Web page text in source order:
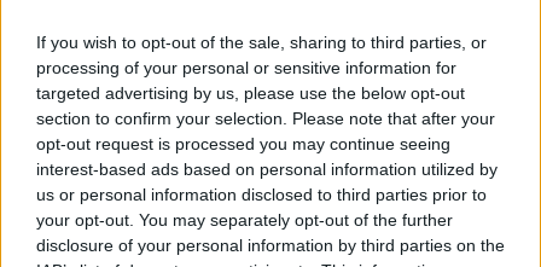
If you wish to opt-out of the sale, sharing to third parties, or
processing of your personal or sensitive information for
targeted advertising by us, please use the below opt-out
section to confirm your selection. Please note that after your
opt-out request is processed you may continue seeing
interest-based ads based on personal information utilized by
us or personal information disclosed to third parties prior to
your opt-out. You may separately opt-out of the further
disclosure of your personal information by third parties on the
Hargita megyei
futballközösség
Nőileg
Sándor Ella: Na, indíts, s
menjünk!